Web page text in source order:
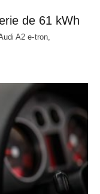
de 61 kWh
A2 e-tron,